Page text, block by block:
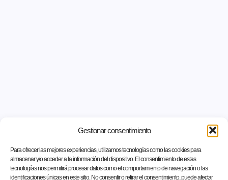
Gestionar consentimiento
Para ofrecer las mejores experiencias, utilizamos tecnologías como las cookies para
almacenar y/o acceder a la información del dispositivo. El consentimiento de estas
tecnologías nos permitirá procesar datos como el comportamiento de navegación o las
identificaciones únicas en este sitio. No consentir o retirar el consentimiento, puede afectar